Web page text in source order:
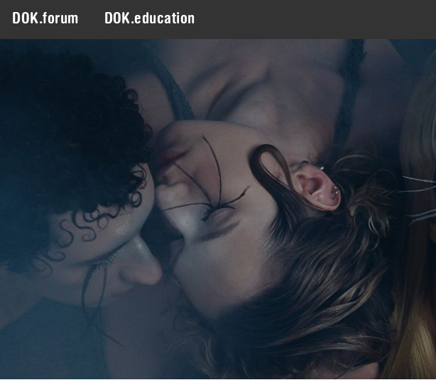
DOK.forum DOK.education